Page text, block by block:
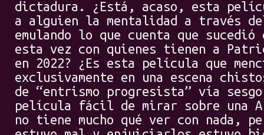
dictadura. ¿Está, acaso, esta
a alguien la mentalidad a través
emulando lo que cuenta que
esta vez con quienes tienen a
en 2022? ¿Es esta película que
exclusivamente en una escena
de “entrismo progresista” vía sesgo
película fácil de mirar sobre una
no tiene mucho qué ver con nada,